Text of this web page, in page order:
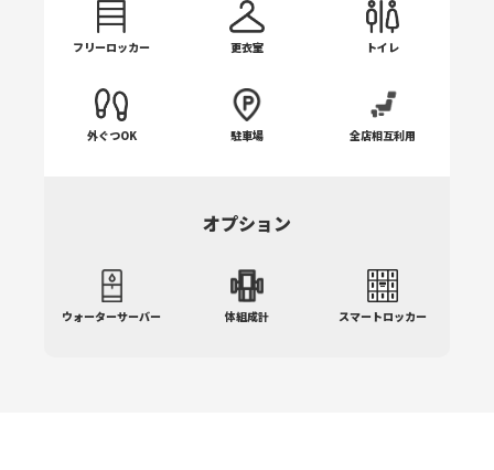
アシストチン/ディップ
プローンレッグカール
ラットプル/ローイング ×2
アブドミナル/バックエクステンション
フリーロッカー 更衣室 トイレ
外ぐつOK 駐車場 全店相互利用
オプション
ウォーターサーバー 体組成計 スマートロッカー